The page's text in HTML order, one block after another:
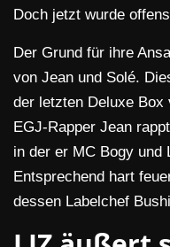
Doch jetzt wurde
Der Grund für ihre
von Jean und Solé.
der letzten Deluxe Box
EGJ-Rapper Jean
in der er MC Bogy und
Entsprechend hart
dessen Labelchef